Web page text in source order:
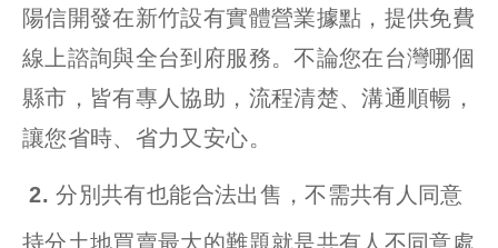
陽信開發在新竹設有實體營業據點，提供免費
線上諮詢與全台到府服務。不論您在台灣哪個
縣市，皆有專人協助，流程清楚、溝通順暢，
讓您省時、省力又安心。
2. 分別共有也能合法出售，不需共有人同意